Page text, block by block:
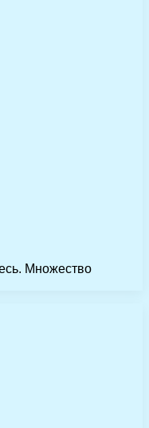
Множество